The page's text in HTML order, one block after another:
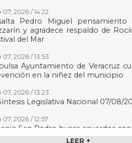
07, 2026 / 14:22
Pedro Miguel pensamiento
y agradece respaldo de
del Mar
07, 2026 / 13:53
Ayuntamiento de Veracruz
en la niñez del municipio
07, 2026 / 13:23
Legislativa Nacional 07/08/
2026 / 12:57
San Pedro busca acuerdos
para mantener
LEER +